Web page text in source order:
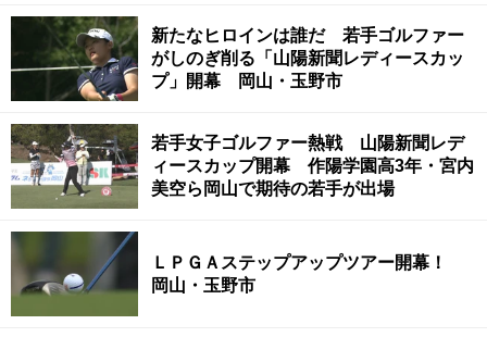
新たなヒロインは誰だ 若手ゴルファー
がしのぎ削る「山陽新聞レディースカッ
プ」開幕 岡山・玉野市
若手女子ゴルファー熱戦 山陽新聞レデ
ィースカップ開幕 作陽学園高3年・宮内
美空ら岡山で期待の若手が出場
ＬＰＧＡステップアップツアー開幕！
岡山・玉野市